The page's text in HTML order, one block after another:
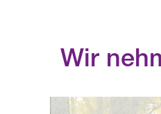
Wir